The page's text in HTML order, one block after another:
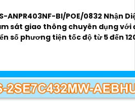
ANPR403NF-BI/POE/0832 Nhận
sát giao thông chuyên dụng với
số phương tiện tốc độ từ 5 đến